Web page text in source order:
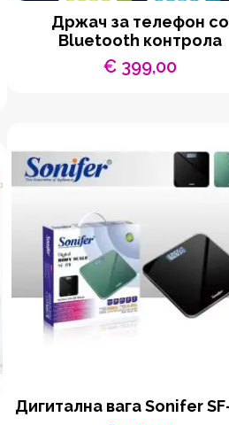
Држач за телефон со
Bluetooth контрола
€ 399,00
Дигитална вага Sonifer